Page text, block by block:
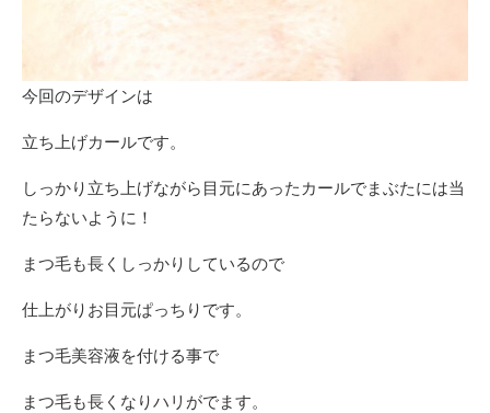
今回のデザインは
立ち上げカールです。
しっかり立ち上げながら目元にあったカールでまぶたには当
たらないように！
まつ毛も長くしっかりしているので
仕上がりお目元ぱっちりです。
まつ毛美容液を付ける事で
まつ毛も長くなりハリがでます。